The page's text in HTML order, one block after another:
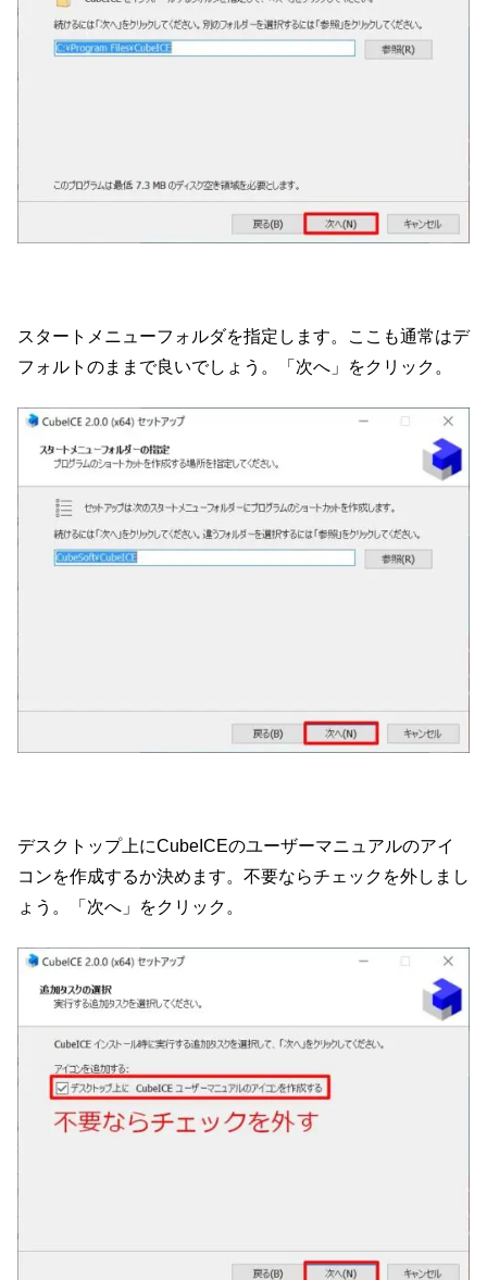
スタートメニューフォルダを指定します。ここも通常はデ
フォルトのままで良いでしょう。「次へ」をクリック。
デスクトップ上にCubeICEのユーザーマニュアルのアイ
コンを作成するか決めます。不要ならチェックを外しまし
ょう。「次へ」をクリック。